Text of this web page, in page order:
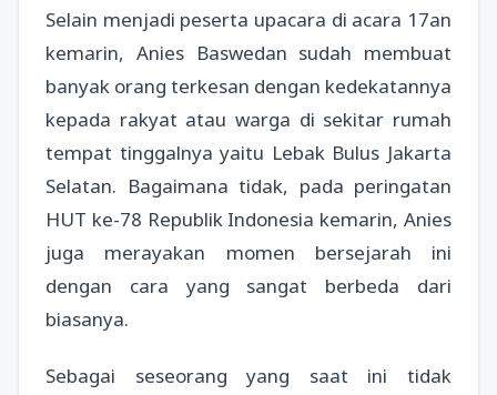
Selain menjadi peserta upacara di acara 17an
kemarin, Anies Baswedan sudah membuat
banyak orang terkesan dengan kedekatannya
kepada rakyat atau warga di sekitar rumah
tempat tinggalnya yaitu Lebak Bulus Jakarta
Selatan. Bagaimana tidak, pada peringatan
HUT ke-78 Republik Indonesia kemarin, Anies
juga merayakan momen bersejarah ini
dengan cara yang sangat berbeda dari
biasanya.
Sebagai seseorang yang saat ini tidak